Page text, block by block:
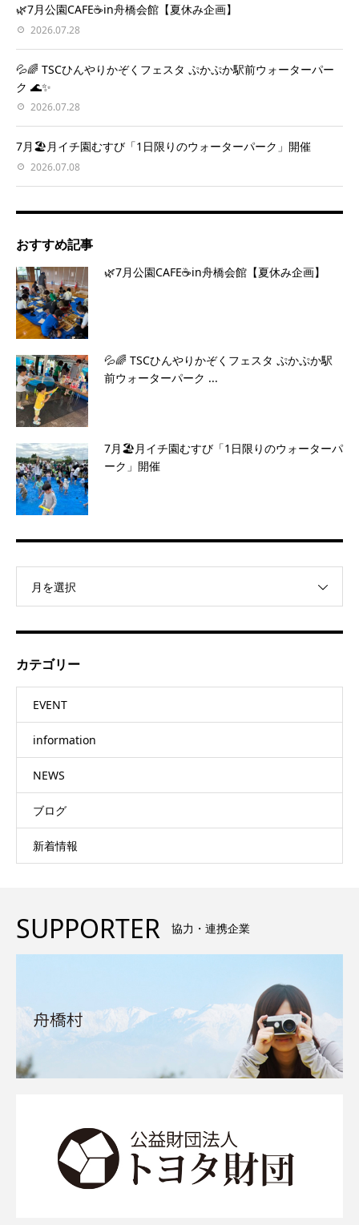
🌿7月公園CAFE☕️in舟橋会館【夏休み企画】
2026.07.28
💦🌈 TSCひんやりかぞくフェスタ ぷかぷか駅前ウォーターパー
ク 🌊✨
2026.07.28
7月🏖️月イチ園むすび「1日限りのウォーターパーク」開催
2026.07.08
おすすめ記事
🌿7月公園CAFE☕️in舟橋会館【夏休み企画】
💦🌈 TSCひんやりかぞくフェスタ ぷかぷか駅
前ウォーターパーク ...
7月🏖️月イチ園むすび「1日限りのウォーターパ
ーク」開催
月を選択
カテゴリー
EVENT
information
NEWS
ブログ
新着情報
SUPPORTER 協力・連携企業